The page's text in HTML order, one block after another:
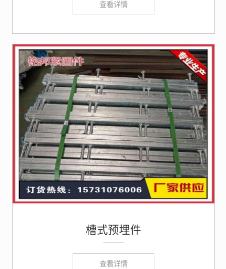
查看详情
槽式预埋件
查看详情